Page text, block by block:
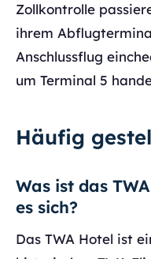
Zollkontrolle
ihrem
Anschlussflug
um Terminal 5
Häufig
Was ist das
es sich?
Das TWA Hotel ist